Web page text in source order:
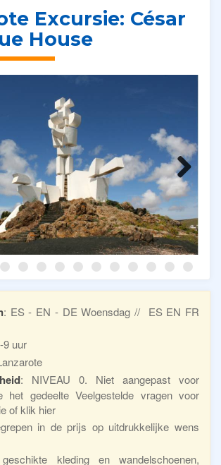
Excursie: César
House
Next
: ES - EN - DE Woensdag // ES EN FR
9 uur
: NIVEAU 0. Niet aangepast voor
het gedeelte Veelgestelde vragen voor
of klik hier
in de prijs op uitdrukkelijke wens
kleding en wandelschoenen,